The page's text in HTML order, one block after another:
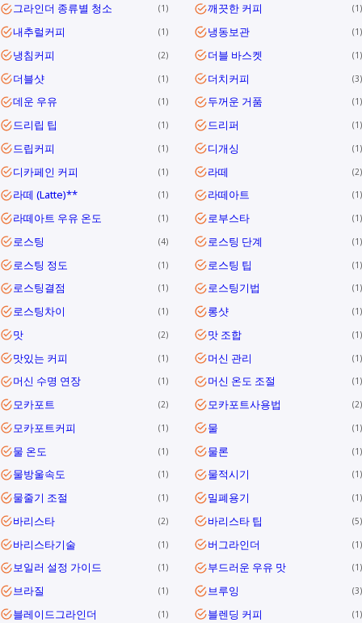
그라인더 종류별 청소 1 깨끗한 커피 1
내추럴커피 1 냉동보관 1
냉침커피 2 더블 바스켓 1
더블샷 1 더치커피 3
데운 우유 1 두꺼운 거품 1
드리립 팁 1 드리퍼 1
드립커피 1 디개싱 1
디카페인 커피 1 라떼 2
라떼 (Latte)** 1 라떼아트 1
라떼아트 우유 온도 1 로부스타 1
로스팅 4 로스팅 단계 1
로스팅 정도 1 로스팅 팁 1
로스팅결점 1 로스팅기법 1
로스팅차이 1 롱샷 1
맛 2 맛 조합 1
맛있는 커피 1 머신 관리 1
머신 수명 연장 1 머신 온도 조절 1
모카포트 2 모카포트사용법 2
모카포트커피 1 물 1
물 온도 1 물론 1
물방울속도 1 물적시기 1
물줄기 조절 1 밀폐용기 1
바리스타 2 바리스타 팁 5
바리스타기술 1 버그라인더 1
보일러 설정 가이드 1 부드러운 우유 맛 1
브라질 1 브루잉 3
블레이드그라인더 1 블렌딩 커피 1